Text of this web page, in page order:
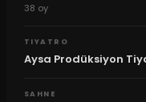
38 oy
TIYATRO
Aysa Prodüksiyon
SAHNE